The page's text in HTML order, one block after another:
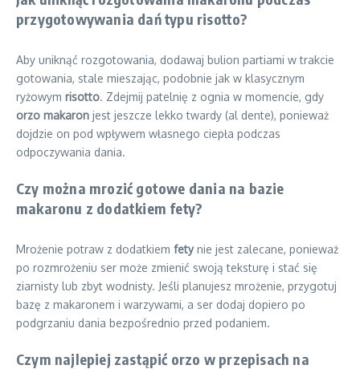
przygotowywania dań typu risotto?
Aby uniknąć rozgotowania, dodawaj bulion partiami w trakcie
gotowania, stale mieszając, podobnie jak w klasycznym
ryżowym risotto. Zdejmij patelnię z ognia w momencie, gdy
orzo makaron jest jeszcze lekko twardy (al dente), ponieważ
dojdzie on pod wpływem własnego ciepła podczas
odpoczywania dania.
Czy można mrozić gotowe dania na bazie
makaronu z dodatkiem fety?
Mrożenie potraw z dodatkiem fetynie jest zalecane, ponieważ
po rozmrożeniu ser może zmienić swoją teksturę i stać się
ziarnisty lub zbyt wodnisty. Jeśli planujesz mrożenie, przygotuj
bazę z makaronem i warzywami, a ser dodaj dopiero po
podgrzaniu dania bezpośrednio przed podaniem.
Czym najlepiej zastąpić orzo w przepisach na